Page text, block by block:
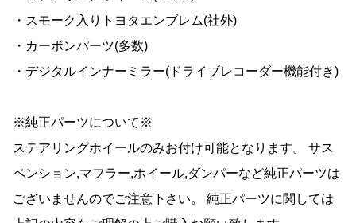
・スモーク入りトヨタエンブレム(社外)
・カーボンパーツ(多数)
・デジタルインナーミラー(ドライブレコーダー機能付き)
※純正パーツについて※
ステアリングホイールのみお付け可能となります。 サス
ペンション,マフラー,ホイール,ダンパーなど純正パーツは
ございませんのでご注意下さい。 純正パーツに関しては